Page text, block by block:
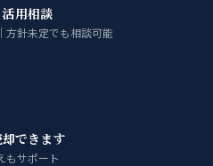
用相談
方針未定でも相談可能
できます
もサポート